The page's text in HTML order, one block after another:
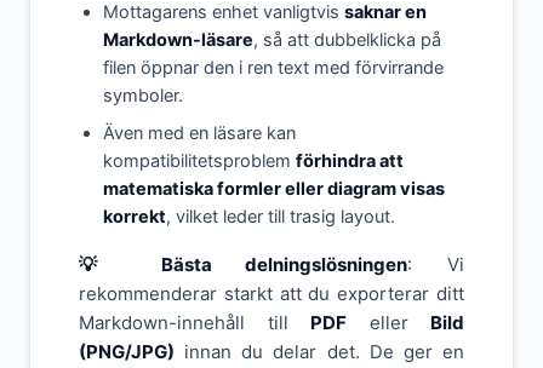
Mottagarens enhet vanligtvis saknar en
Markdown-läsare, så att dubbelklicka på
filen öppnar den i ren text med förvirrande
symboler.
Även med en läsare kan
kompatibilitetsproblem förhindra att
matematiska formler eller diagram visas
korrekt, vilket leder till trasig layout.
💡 Bästa delningslösningen: Vi
rekommenderar starkt att du exporterar ditt
Markdown-innehåll till PDF eller Bild
(PNG/JPG) innan du delar det. De ger en